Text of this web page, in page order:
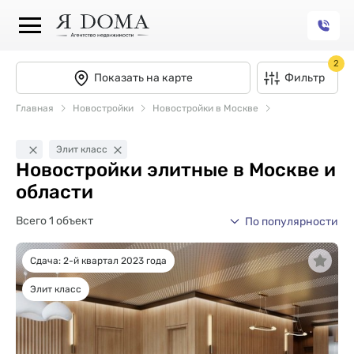
Показать на карте Фильтр
2
Главная Новостройки Новостройки в Москве
Элит класс
Новостройки элитные в Москве и
области
Всего 1 объект По популярности
Сдача: 2-й квартал 2023 года
Элит класс